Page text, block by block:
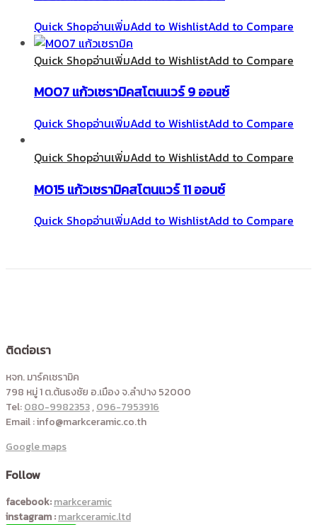
Quick Shopอ่านเพิ่มAdd to WishlistAdd to Compare
Quick Shopอ่านเพิ่มAdd to WishlistAdd to Compare
M007 แก้วเซรามิคสโตนแวร์ 9 ออนซ์
Quick Shopอ่านเพิ่มAdd to WishlistAdd to Compare
Quick Shopอ่านเพิ่มAdd to WishlistAdd to Compare
M015 แก้วเซรามิคสโตนแวร์ 11 ออนซ์
Quick Shopอ่านเพิ่มAdd to WishlistAdd to Compare
ติดต่อเรา
หจก. มาร์คเซรามิค
798 หมู่ 1 ต.ต้นธงชัย อ.เมือง จ.ลำปาง 52000
Tel:080-9982353,096-7953916
Email : info@markceramic.co.th
Google maps
Follow
facebook:markceramic
instagram :markceramic.ltd